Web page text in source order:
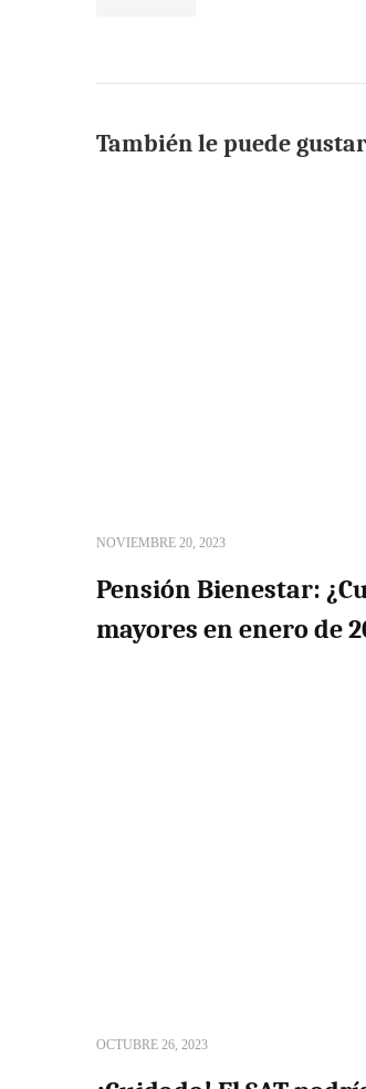
También le puede
NOVIEMBRE 20, 2023
Pensión Bienestar:
mayores en enero de
OCTUBRE 26, 2023